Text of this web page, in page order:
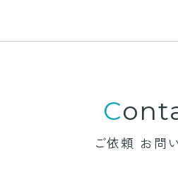
ご依頼 お問